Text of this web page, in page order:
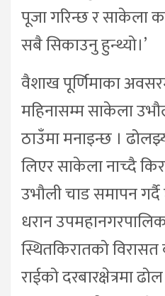
पूजा गरिन्छ र साकेला
सबै सिकाउनु हुन्थ्यो।’
वैशाख पूर्णिमाका
महिनासम्म साकेला
ठाउँमा मनाइन्छ ।
लिएर साकेला नाच्दै
उभौली चाड समापन
धरान
स्थितकिरातको
राईको दरबारक्षेत्रमा